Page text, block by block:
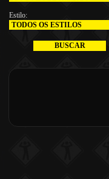
Estilo: